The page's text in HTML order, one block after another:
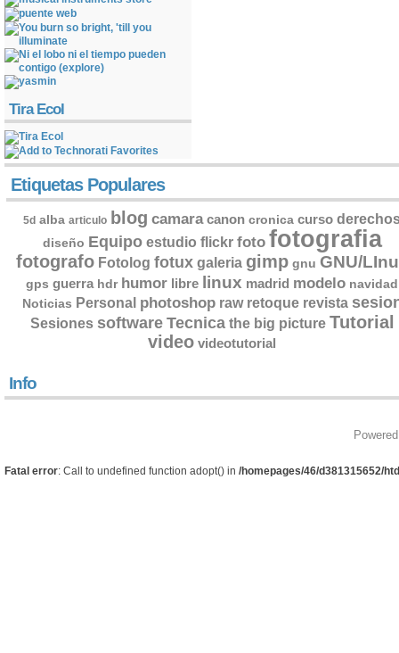
Tira Ecol
Etiquetas Populares
5d alba articulo blog camara canon cronica curso
diseño Equipo estudio flickr foto fotografia
fotografo Fotolog fotux galeria gimp gnu GNU/
gps guerra hdr humor libre linux madrid modelo navidad
Noticias Personal photoshop raw retoque revista
Sesiones software Tecnica the big picture Tutorial
video videotutorial
Info
Fatal error: Call to undefined function adopt() in /homepages/46/d381315652/